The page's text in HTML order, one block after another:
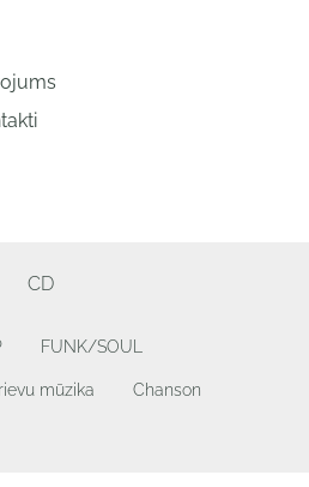
CD
FUNK/SOUL
mūzika Chanson